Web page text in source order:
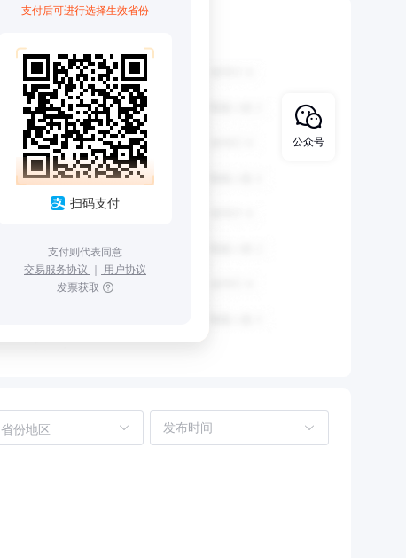
支付后可进行选择生效省份
扫码支付
支付则代表同意
交易服务协议 ｜ 用户协议
发票获取
省份地区
公众号